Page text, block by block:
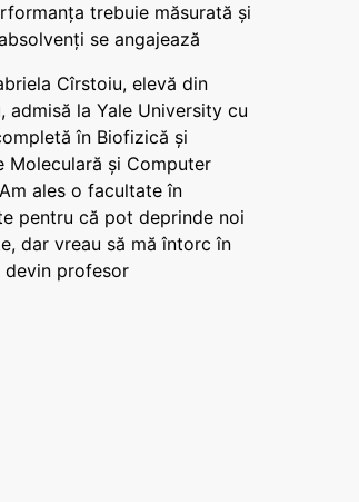
trebuie măsurată și
se angajează
Cîrstoiu, elevă din
admisă la Yale University cu
în Biofizică și
Moleculară și Computer
ales o facultate în
pentru că pot deprinde noi
dar vreau să mă întorc în
devin profesor